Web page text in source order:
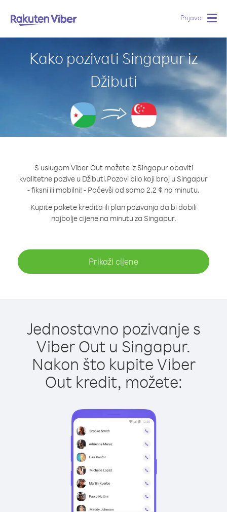
Prijava
Kako pozivati Singapur iz
Džibuti
S uslugom Viber Out možete iz Singapur obaviti
kvalitetne pozive u Džibuti.Pozovi bilo koji broj u Singapur
- fiksni ili mobilni! - Počevši od samo 2.2 ¢ na minutu.
Kupite pakete kredita ili plan pozivanja da bi dobili
najbolje cijene na minutu za Singapur.
Prikaži cijene
Jednostavno pozivanje s
Viber Out u Singapur.
Nakon što kupite Viber
Out kredit, možete: